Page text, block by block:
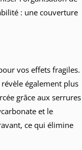
: une couverture
vos effets fragiles.
également plus
grâce aux serrures
et le
ce qui élimine